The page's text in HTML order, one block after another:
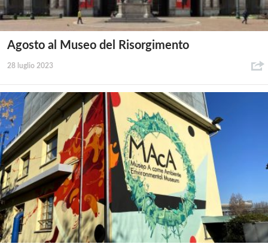
Agosto al Museo del Risorgimento
28 luglio 2023